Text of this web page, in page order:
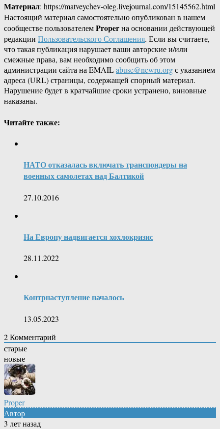
Материал: https://matveychev-oleg.livejournal.com/15145562.html
Настоящий материал самостоятельно опубликован в нашем
сообществе пользователемProperна основании действующей
редакции Пользовательского Соглашения. Если вы считаете,
что такая публикация нарушает ваши авторские и/или
смежные права, вам необходимо сообщить об этом
администрации сайта на EMAILabuse@newru.orgс указанием
адреса (URL) страницы, содержащей спорный материал.
Нарушение будет в кратчайшие сроки устранено, виновные
наказаны.
Читайте также:
НАТО отказалась включать транспондеры на
военных самолетах над Балтикой
27.10.2016
На Европу надвигается хохлокризис
28.11.2022
Контрнаступление началось
13.05.2023
2Комментарий
старые
новые
Proper
Автор
3 лет назад